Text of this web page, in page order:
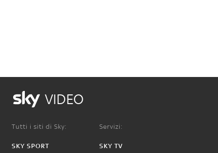
VIDEO
Tutti i siti di Sky:
SKY SPORT
Servizi:
SKY TV